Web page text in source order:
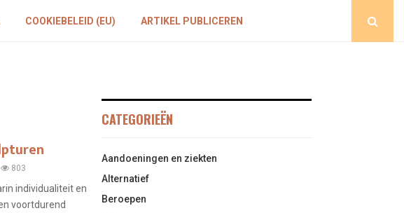
COOKIEBELEID (EU) ARTIKEL PUBLICEREN
803
individualiteit en
voortdurend
CATEGORIEËN
Aandoeningen en ziekten
Alternatief
Beroepen